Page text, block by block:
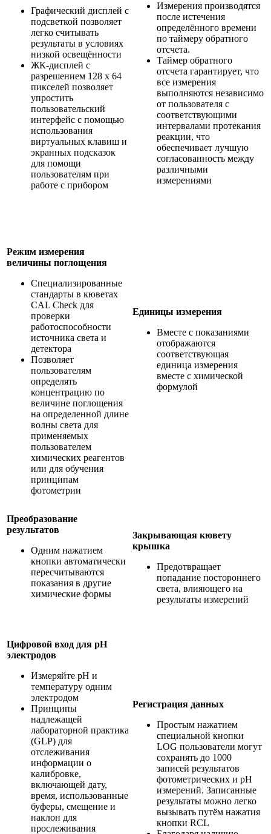
Графический дисплей с
подсветкой позволяет
легко считывать
результаты в условиях
низкой освещённости
ЖК-дисплей с
разрешением 128 x 64
пикселей позволяет
упростить
пользовательский
интерфейс с помощью
использования
виртуальных клавиш и
экранных подсказок
для помощи
пользователям при
работе с прибором
Измерения производятся
после истечения
определённого времени
по таймеру обратного
отсчета.
Таймер обратного
отсчета гарантирует, что
все измерения
выполняются независимо
от пользователя с
соответствующими
интервалами протекания
реакции, что
обеспечивает лучшую
согласованность между
различными
измерениями
Режим измерения
величины поглощения
Специализированные
стандарты в кюветах
CAL Check для
проверки
работоспособности
источника света и
детектора
Позволяет
пользователям
определять
концентрацию по
величине поглощения
на определенной длине
волны света для
применяемых
пользователем
химических реагентов
или для обучения
принципам
фотометрии
Единицы измерения
Вместе с показаниями
отображаются
соответствующая
единица измерения
вместе с химической
формулой
Преобразование
результатов
Одним нажатием
кнопки автоматически
пересчитываются
показания в другие
химические формы
Закрывающая кювету
крышка
Предотвращает
попадание постороннего
света, влияющего на
результаты измерений
Цифровой вход для pH
электродов
Измеряйте pH и
температуру одним
электродом
Принципы
надлежащей
лабораторной практика
(GLP) для
отслеживания
информации о
калибровке,
включающей дату,
время, использованные
буферы, смещение и
наклон для
прослеживания
Регистрация данных
Простым нажатием
специальной кнопки
LOG пользователи могут
сохранять до 1000
записей результатов
фотометрических и рН
измерений. Записанные
результаты можно легко
вызывать путём нажатия
кнопки RCL